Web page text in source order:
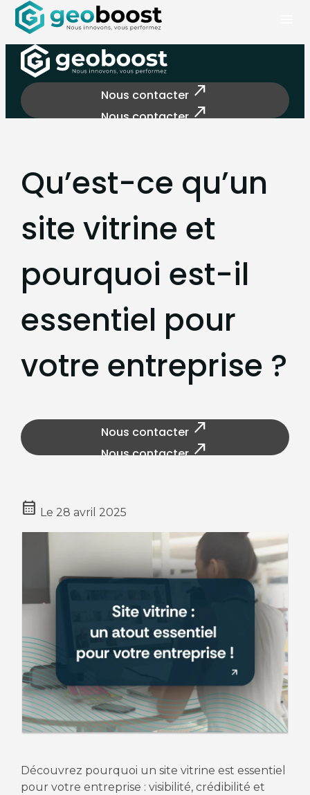
Nous contacter north_east
Nous contacternorth_east
Qu’est-ce qu’un
site vitrine et
pourquoi est-il
essentiel pour
votre entreprise ?
Nous contacter north_east
Nous contacternorth_east
calendar_month Le 28 avril 2025
Découvrez pourquoi un site vitrine est essentiel
pour votre entreprise : visibilité, crédibilité et
Panneau de gestion des cookies